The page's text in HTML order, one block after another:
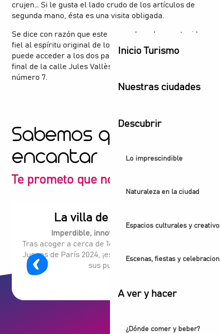
Inicio Turismo
Nuestras ciudades
Descubrir
Lo imprescindible
Naturaleza en la ciudad
Espacios culturales y
Escenas, fiestas y
A ver y hacer
¿Dónde comer y beber?
crujen… Si le gusta el lado crudo de los artículos de
segunda mano, ésta es una visita obligada.
Se dice con razón que este mercado se ha mantenido
fiel al espíritu original de los Puces. Es cierto, sólo se
puede acceder a los dos pasillos cubiertos desde el
final de la calle Jules Vallès, concretamente desde el
número 7.
Sabemos que te va a
encantar
Te prometo que no te decepcionará
La villa de los atletas
Imperdible, innovador y vibrante.
Tras acoger a cerca de 14.500 atletas durante los
Juegos de París 2024, ¡este nuevo distrito le abre
sus puertas!